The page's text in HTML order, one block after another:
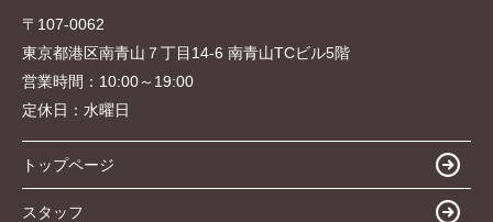
〒107-0062
東京都港区南青山７丁目14-6 南青山TCビル5階
営業時間： 10:00～19:00
定休日： 水曜日
トップページ
スタッフ